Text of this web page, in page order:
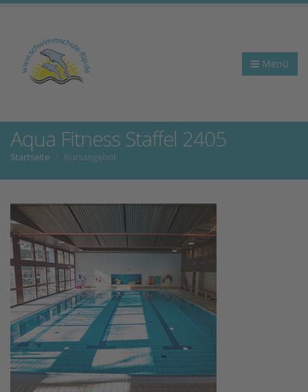
Menü
Aqua Fitness Staffel 2405
Startseite Kursangebot